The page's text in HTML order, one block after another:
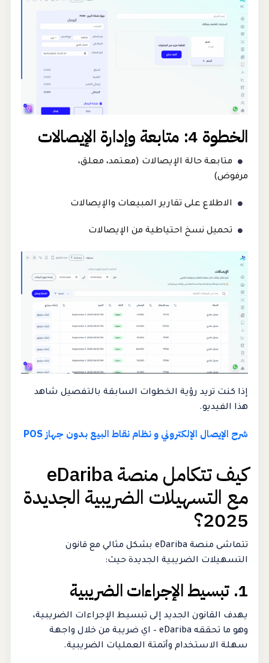
الخطوة 4: متابعة وإدارة الإيصالات
متابعة حالة الإيصالات (معتمد، معلق،
مرفوض)
الاطلاع على تقارير المبيعات والإيصالات
تحميل نسخ احتياطية من الإيصالات
إذا كنت تريد رؤية الخطوات السابقة بالتفصيل شاهد
هذا الفيديو.
شرح الإيصال الإلكتروني و نظام نقاط البيع بدون جهاز POS
كيف تتكامل منصة eDariba
مع التسهيلات الضريبية الجديدة
2025؟
تتماشى منصة eDariba بشكل مثالي مع قانون
التسهيلات الضريبية الجديدة حيث:
1. تبسيط الإجراءات الضريبية
يهدف القانون الجديد إلى تبسيط الإجراءات الضريبية،
وهو ما تحققه eDariba – اي ضريبة من خلال واجهة
سهلة الاستخدام وأتمتة العمليات الضريبية.